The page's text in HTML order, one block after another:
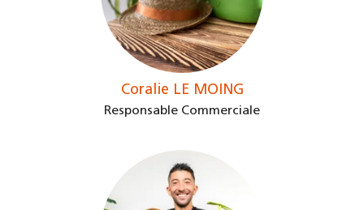
Coralie LE MOING
Responsable Commerciale